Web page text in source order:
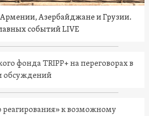
Азербайджане и Грузии.
событий LIVE
фонда TRIPP+ на переговорах в
обсуждений
реагирования» к возможному